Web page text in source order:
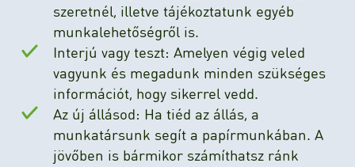
szeretnél, illetve tájékoztatunk egyéb
munkalehetőségről is.
Interjú vagy teszt: Amelyen végig veled
vagyunk és megadunk minden szükséges
információt, hogy sikerrel vedd.
Az új állásod: Ha tiéd az állás, a
munkatársunk segít a papírmunkában. A
jövőben is bármikor számíthatsz ránk